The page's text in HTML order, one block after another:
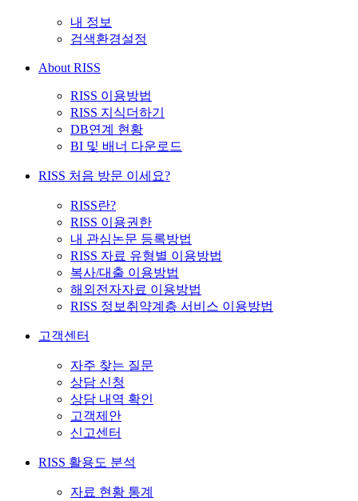
내 정보
검색환경설정
About RISS
RISS 이용방법
RISS 지식더하기
DB연계 현황
BI 및 배너 다운로드
RISS 처음 방문 이세요?
RISS란?
RISS 이용권한
내 관심논문 등록방법
RISS 자료 유형별 이용방법
복사/대출 이용방법
해외전자자료 이용방법
RISS 정보취약계층 서비스 이용방법
고객센터
자주 찾는 질문
상담 신청
상담 내역 확인
고객제안
신고센터
RISS 활용도 분석
자료 현황 통계